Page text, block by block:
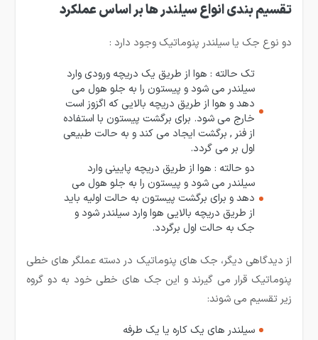
تقسیم بندی انواع سیلندر ها بر اساس عملکرد
دو نوع جک یا سیلندر پنوماتیک وجود دارد :
تک حالته : هوا از طریق یک دریچه ورودی وارد
سیلندر می شود و پیستون را به جلو هول می
دهد و هوا از طریق دریچه بالایی که اگزوز است
خارج می شود. برای برگشت پیستون با استفاده
از فنر , برگشت ایجاد می کند و به حالت طبیعی
اول بر می گردد.
دو حالته : هوا از طریق دریچه پایینی وارد
سیلندر می شود و پیستون را به جلو هول می
دهد و برای برگشت پیستون به حالت اولیه باید
از طریق دریچه بالایی هوا وارد سیلندر شود و
جک به حالت اول برگردد.
از دیدگاهی دیگر، جک های پنوماتیک در دسته عملگر های خطی
پنوماتیک قرار می گیرند و این جک های خطی خود به دو گروه
زیر تقسیم می شوند:
سیلندر های یک کاره یا یک طرفه